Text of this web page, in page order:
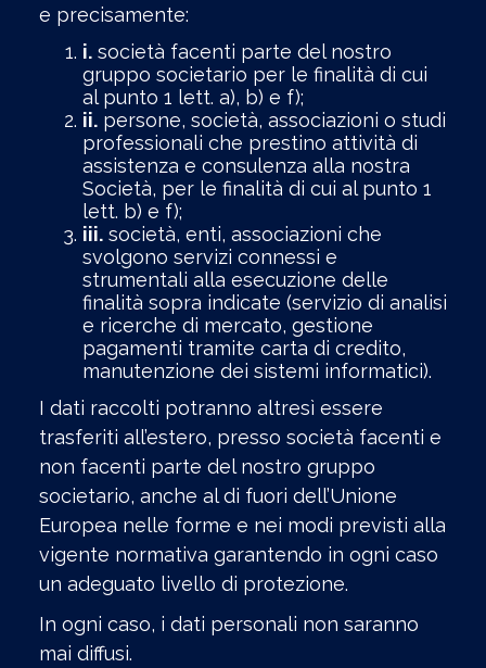
e precisamente:
i. società facenti parte del nostro
gruppo societario per le finalità di cui
al punto 1 lett. a), b) e f);
ii. persone, società, associazioni o studi
professionali che prestino attività di
assistenza e consulenza alla nostra
Società, per le finalità di cui al punto 1
lett. b) e f);
iii. società, enti, associazioni che
svolgono servizi connessi e
strumentali alla esecuzione delle
finalità sopra indicate (servizio di analisi
e ricerche di mercato, gestione
pagamenti tramite carta di credito,
manutenzione dei sistemi informatici).
I dati raccolti potranno altresì essere
trasferiti all’estero, presso società facenti e
non facenti parte del nostro gruppo
societario, anche al di fuori dell’Unione
Europea nelle forme e nei modi previsti alla
vigente normativa garantendo in ogni caso
un adeguato livello di protezione.
In ogni caso, i dati personali non saranno
mai diffusi.